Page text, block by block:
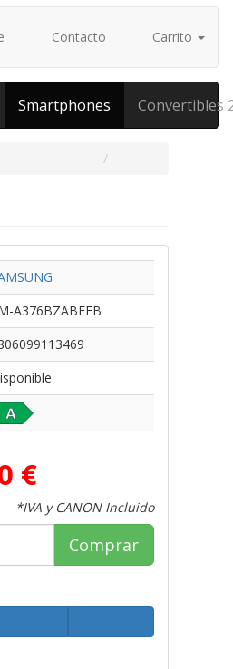
Contacto Carrito
Smartphones Convertibles
A376BZABEEB
€
*IVA y CANON Incluido
Comprar